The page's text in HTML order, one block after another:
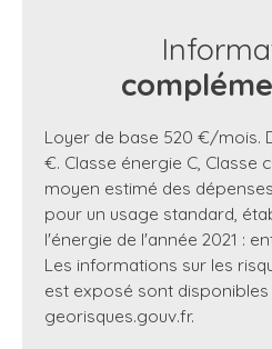
Loyer de base 520 €/mois.
€. Classe énergie C, Classe
moyen estimé des
pour un usage standard,
l'énergie de l'année 2021 :
Les informations sur les
est exposé sont disponibles
georisques.gouv.fr.